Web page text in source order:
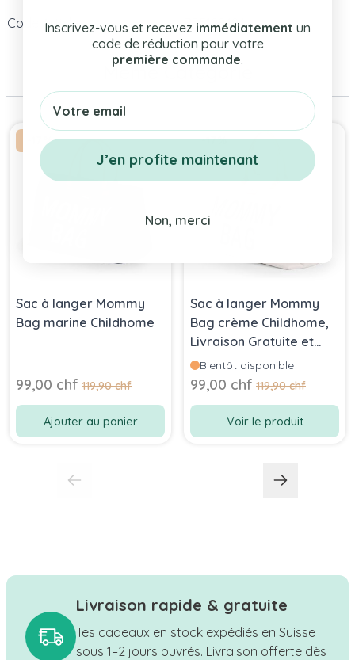
Code Article BP5128494
Même Catégorie
Press to skip carousel
-17%
Sac à langer Mommy
Bag marine Childhome
Prix Spécial
99,00 chf Prix normal
119,90 chf
Ajouter au panier
-17%
Sac à langer Mommy
Bag crème Childhome,
Livraison Gratuite et
Rapide , Shop Suisse
Bientôt disponible
Prix Spécial
99,00 chf Prix normal
119,90 chf
Voir le produit
Livraison rapide & gratuite
Tes cadeaux en stock expédiés en Suisse
sous 1–2 jours ouvrés. Livraison offerte dès
Inscrivez-vous et recevez immédiatement un
code de réduction pour votre
première commande.
Email
J’en profite maintenant
Non, merci